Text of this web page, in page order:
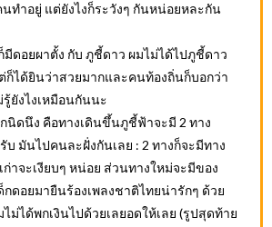
ทำอยู่ แต่ยังไงก็ระวังๆ กันหน่อยหละกัน
มีดอยผาตั้ง กับ ภูชี้ดาว ผมไม่ได้ไปภูชี้ดาว
ก็ได้ยินว่าสวยมากและคนท้องถิ่นก็บอกว่า
ยังไงเหมือนกันนะ
นิดนึง คือทางเดินขึ้นภูชี้ฟ้าจะมี 2 ทาง
บ มันไปคนละฝั่งกันเลย : 2 ทางก็จะมีทาง
ก่าจะเงียบๆ หน่อย ส่วนทางใหม่จะมีของ
ดอยมายืนร้องเพลงชาติไทยน่ารักๆ ด้วย
ม่ได้พกเงินไปด้วยเลยอดให้เลย (รูปสุดท้าย